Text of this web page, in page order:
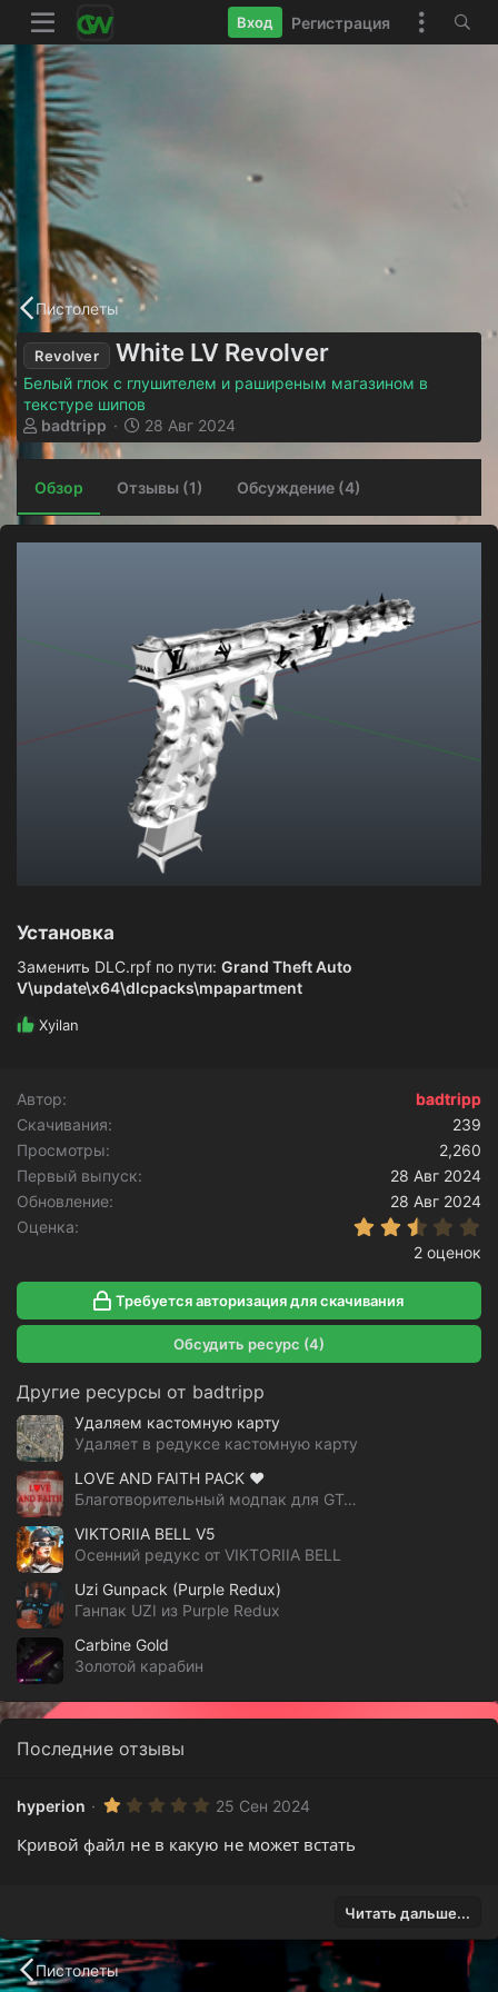
Вход Регистрация
Пистолеты
Revolver White LV Revolver
Белый глок с глушителем и раширеным магазином в
текстуре шипов
А
в
о
р
badtripp
Д
а
а
о
и
я
28 Авг 2024
Обзор Отзывы (1) Обсуждение (4)
Установка​
Заменить DLC.rpf по пути: Grand Theft Auto
V\update\x64\dlcpacks\mpapartment
Р
ц
и
и
Xyilan
Автор
badtripp
Скачивания
239
Просмотры
2,260
Первый выпуск
28 Авг 2024
Обновление
28 Авг 2024
Оценка
2 оценок
Требуется авторизация для скачивания
Обсудить ресурс (4)
Другие ресурсы от badtripp
Удаляем кастомную карту
Удаляет в редуксе кастомную карту
LOVE AND FAITH PACK ❤️
Благотворительный модпак для GTA V
VIKTORIIA BELL V5
Осенний редукс от VIKTORIIA BELL
Uzi Gunpack (Purple Redux)
Ганпак UZI из Purple Redux
Carbine Gold
Золотой карабин
Последние отзывы
hyperion
1
0
25 Сен 2024
Кривой файл не в какую не может встать
Читать дальше...
Пистолеты